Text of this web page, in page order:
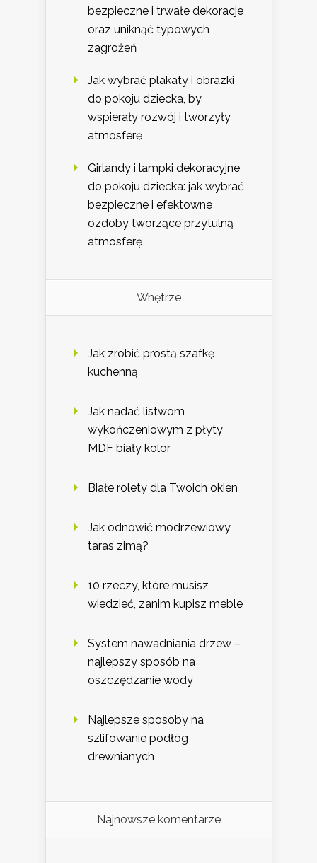
bezpieczne i trwałe dekoracje
oraz uniknąć typowych
zagrożeń
Jak wybrać plakaty i obrazki
do pokoju dziecka, by
wspierały rozwój i tworzyły
atmosferę
Girlandy i lampki dekoracyjne
do pokoju dziecka: jak wybrać
bezpieczne i efektowne
ozdoby tworzące przytulną
atmosferę
Wnętrze
Jak zrobić prostą szafkę
kuchenną
Jak nadać listwom
wykończeniowym z płyty
MDF biały kolor
Białe rolety dla Twoich okien
Jak odnowić modrzewiowy
taras zimą?
10 rzeczy, które musisz
wiedzieć, zanim kupisz meble
System nawadniania drzew –
najlepszy sposób na
oszczędzanie wody
Najlepsze sposoby na
szlifowanie podłóg
drewnianych
Najnowsze komentarze